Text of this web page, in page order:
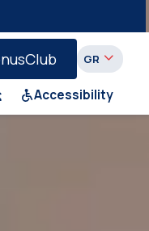
του Ι.Χ. στη Γραμμή
Accessibility